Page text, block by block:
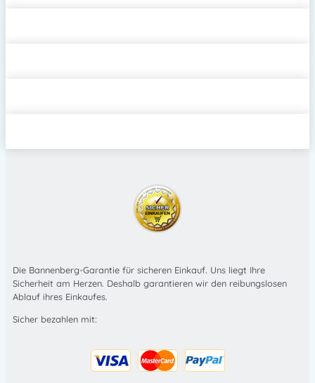
Die Bannenberg-Garantie für sicheren Einkauf. Uns liegt Ihre
Sicherheit am Herzen. Deshalb garantieren wir den reibungslosen
Ablauf ihres Einkaufes.
Sicher bezahlen mit: